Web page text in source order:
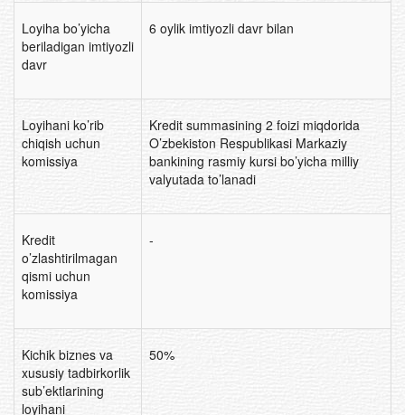
Loyiha bo’yicha
beriladigan imtiyozli
davr
6 oylik imtiyozli davr bilan
Loyihani ko’rib
chiqish uchun
komissiya
Kredit summasining 2 foizi miqdorida
O’zbekiston Respublikasi Markaziy
bankining rasmiy kursi bo’yicha milliy
valyutada to’lanadi
Kredit
o’zlashtirilmagan
qismi uchun
komissiya
-
Kichik biznes va
xususiy tadbirkorlik
sub’ektlarining
loyihani
50%